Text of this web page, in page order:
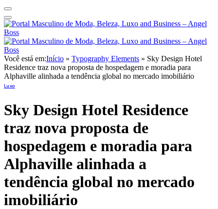
Você está em:Início » Typography Elements » Sky Design Hotel
Residence traz nova proposta de hospedagem e moradia para
Alphaville alinhada a tendência global no mercado imobiliário
Luxo
Sky Design Hotel Residence
traz nova proposta de
hospedagem e moradia para
Alphaville alinhada a
tendência global no mercado
imobiliário